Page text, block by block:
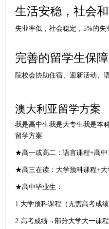
生活安稳，社会
失业率低，社会稳定，5%的
完善的留学生保
院校会协助住宿、迎新活动、
澳大利亚留学方案
我是高中生我是大专生我是本
留学方案
★高一或高二：语言课程+高中
★高三在读：大学预科课程+大
★高中毕业生：
1.大学预科课程（无需高考成
2.高考成绩→部分大学大一课程